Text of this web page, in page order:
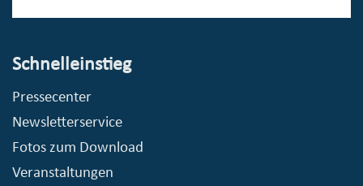
Schnelleinstieg
Pressecenter
Newsletterservice
Fotos zum Download
Veranstaltungen